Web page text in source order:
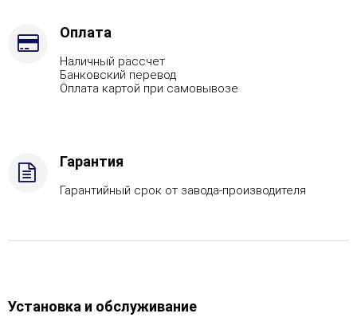
Оплата
Наличный рассчет
Банковский перевод
Оплата картой при самовывозе
Гарантия
Гарантийный срок от завода-производителя
Установка и обслуживание